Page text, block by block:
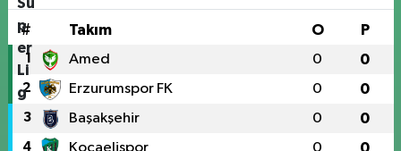
# Takım O P
1 Amed 0 0
2 Erzurumspor FK 0 0
3 Başakşehir 0 0
4 Kocaelispor 0 0